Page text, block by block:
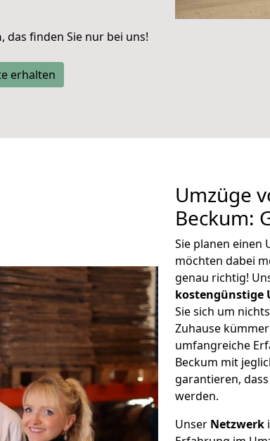
, das finden Sie nur bei uns!
erhalten
Umzüge
Beckum:
Sie planen einen
möchten dabei
genau richtig!
kostengünstige
Sie sich um
Zuhause
umfangreiche
Beckum mit
garantieren,
werden.
Unser Netzwerk